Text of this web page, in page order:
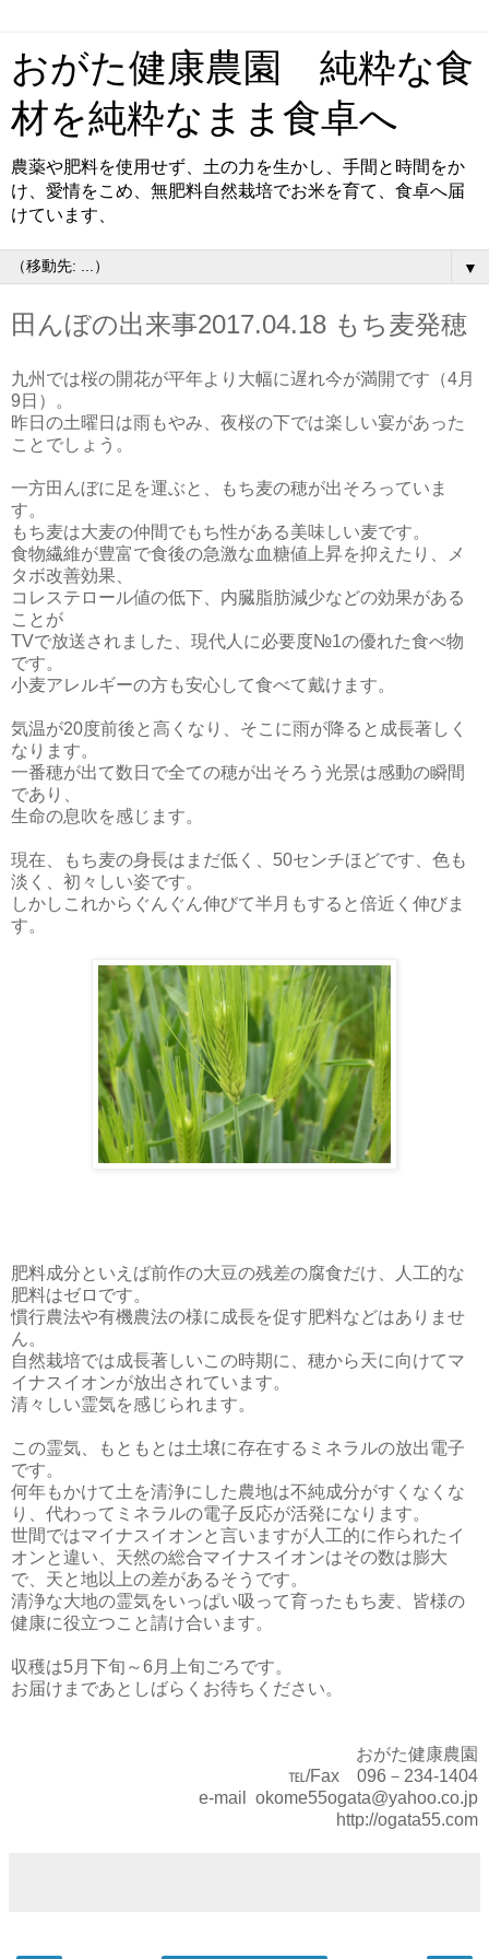
おがた健康農園 純粋な食
材を純粋なまま食卓へ
農薬や肥料を使用せず、土の力を生かし、手間と時間をか
け、愛情をこめ、無肥料自然栽培でお米を育て、食卓へ届
けています、
▼
田んぼの出来事2017.04.18 もち麦発穂
九州では桜の開花が平年より大幅に遅れ今が満開です（4月
9日）。
昨日の土曜日は雨もやみ、夜桜の下では楽しい宴があった
ことでしょう。
一方田んぼに足を運ぶと、もち麦の穂が出そろっていま
す。
もち麦は大麦の仲間でもち性がある美味しい麦です。
食物繊維が豊富で食後の急激な血糖値上昇を抑えたり、メ
タボ改善効果、
コレステロール値の低下、内臓脂肪減少などの効果がある
ことが
TVで放送されました、現代人に必要度№1の優れた食べ物
です。
小麦アレルギーの方も安心して食べて戴けます。
気温が20度前後と高くなり、そこに雨が降ると成長著しく
なります。
一番穂が出て数日で全ての穂が出そろう光景は感動の瞬間
であり、
生命の息吹を感じます。
現在、もち麦の身長はまだ低く、50センチほどです、色も
淡く、初々しい姿です。
しかしこれからぐんぐん伸びて半月もすると倍近く伸びま
す。
肥料成分といえば前作の大豆の残差の腐食だけ、人工的な
肥料はゼロです。
慣行農法や有機農法の様に成長を促す肥料などはありませ
ん。
自然栽培では成長著しいこの時期に、穂から天に向けてマ
イナスイオンが放出されています。
清々しい霊気を感じられます。
この霊気、もともとは土壌に存在するミネラルの放出電子
です。
何年もかけて土を清浄にした農地は不純成分がすくなくな
り、代わってミネラルの電子反応が活発になります。
世間ではマイナスイオンと言いますが人工的に作られたイ
オンと違い、天然の総合マイナスイオンはその数は膨大
で、天と地以上の差があるそうです。
清浄な大地の霊気をいっぱい吸って育ったもち麦、皆様の
健康に役立つこと請け合います。
収穫は5月下旬～6月上旬ごろです。
お届けまであとしばらくお待ちください。
おがた健康農園
℡/Fax 096－234-1404
e-mail okome55ogata@yahoo.co.jp
http://ogata55.com